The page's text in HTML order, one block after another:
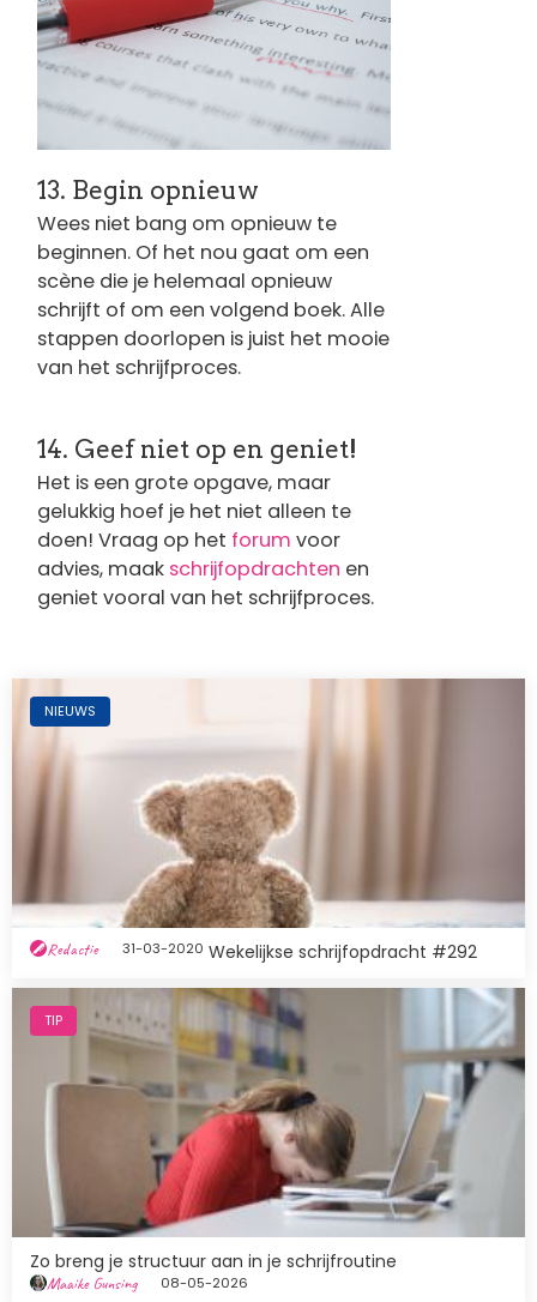
13. Begin opnieuw
Wees niet bang om opnieuw te
beginnen. Of het nou gaat om een
scène die je helemaal opnieuw
schrijft of om een volgend boek. Alle
stappen doorlopen is juist het mooie
van het schrijfproces.
14. Geef niet op en geniet!
Het is een grote opgave, maar
gelukkig hoef je het niet alleen te
doen! Vraag op het forum voor
advies, maak schrijfopdrachten en
geniet vooral van het schrijfproces.
NIEUWS
Wekelijkse schrijfopdracht #292
Redactie 31-03-2020
TIP
Zo breng je structuur aan in je schrijfroutine
Maaike Gunsing 08-05-2026